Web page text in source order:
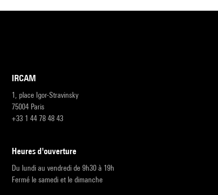
IRCAM
1, place Igor-Stravinsky
75004 Paris
+33 1 44 78 48 43
heures d'ouverture
Du lundi au vendredi de 9h30 à 19h
Fermé le samedi et le dimanche